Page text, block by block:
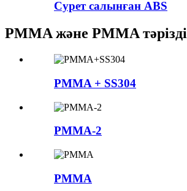
Сурет салынған ABS
PMMA және PMMA тәрізді
PMMA + SS304
PMMA-2
PMMA